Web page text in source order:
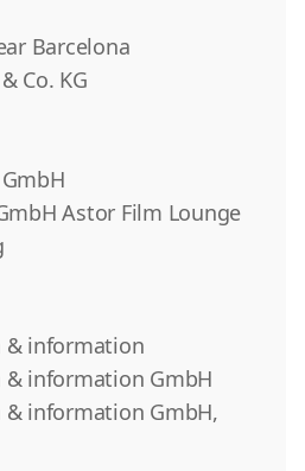
Barcelona
Co. KG
Astor Film Lounge
& information
information GmbH
information GmbH,